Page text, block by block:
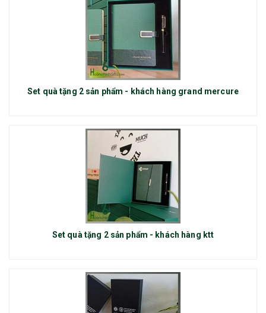
Set quà tặng 2 sản phẩm - khách hàng grand mercure
Set quà tặng 2 sản phẩm - khách hàng ktt